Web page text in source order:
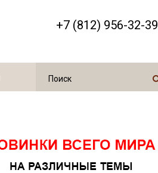
+7 (812) 956-32-39